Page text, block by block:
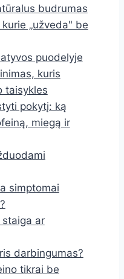
budrumas
„užveda" be
puodelyje
kuris
taisykles
pokytį: ką
miegą ir
simptomai
ar
darbingumas?
tikrai be